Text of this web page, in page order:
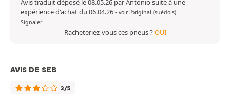
Avis traduit déposé le 08.05.26 par Antonio suite à une
expérience d'achat du 06.04.26- voir l'original (suédois)
Signaler
Racheteriez-vous ces pneus ?OUI
AVIS DE SEB
3/5